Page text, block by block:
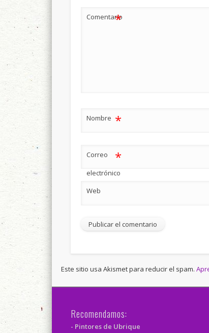
Comentario
*
Nombre *
Correo
electrónico
*
Web
Este sitio usa Akismet para reducir el spam.
Recomendamos:
- Pintores de Ubrique